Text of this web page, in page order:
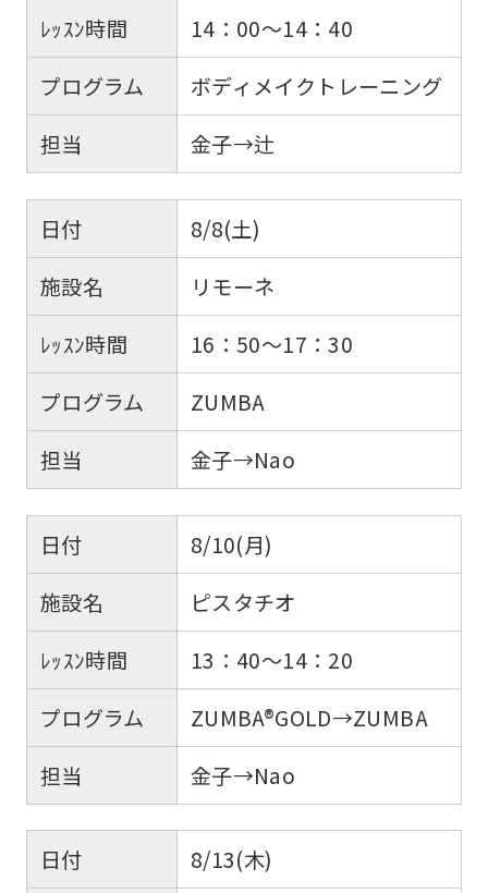
ﾚｯｽﾝ時間
14：00～14：40
プログラム
ボディメイクトレーニング
担当
金子→辻
日付
8/8(土)
施設名
リモーネ
ﾚｯｽﾝ時間
16：50～17：30
プログラム
ZUMBA
担当
金子→Nao
日付
8/10(月)
施設名
ピスタチオ
ﾚｯｽﾝ時間
13：40～14：20
プログラム
ZUMBA®GOLD→ZUMBA
担当
金子→Nao
日付
8/13(木)